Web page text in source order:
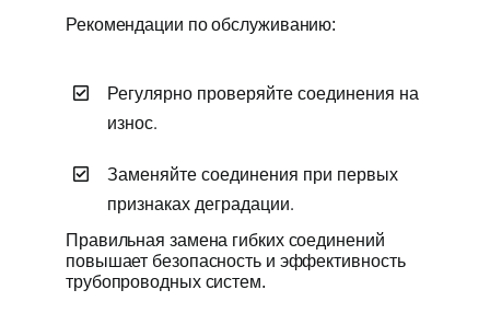
Рекомендации по обслуживанию:
Регулярно проверяйте соединения на
износ.
Заменяйте соединения при первых
признаках деградации.
Правильная замена гибких соединений
повышает безопасность и эффективность
трубопроводных систем.